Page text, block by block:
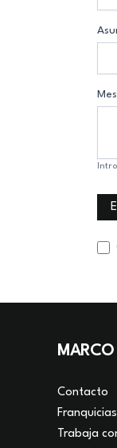
Contacto
Franquicias
Trabaja